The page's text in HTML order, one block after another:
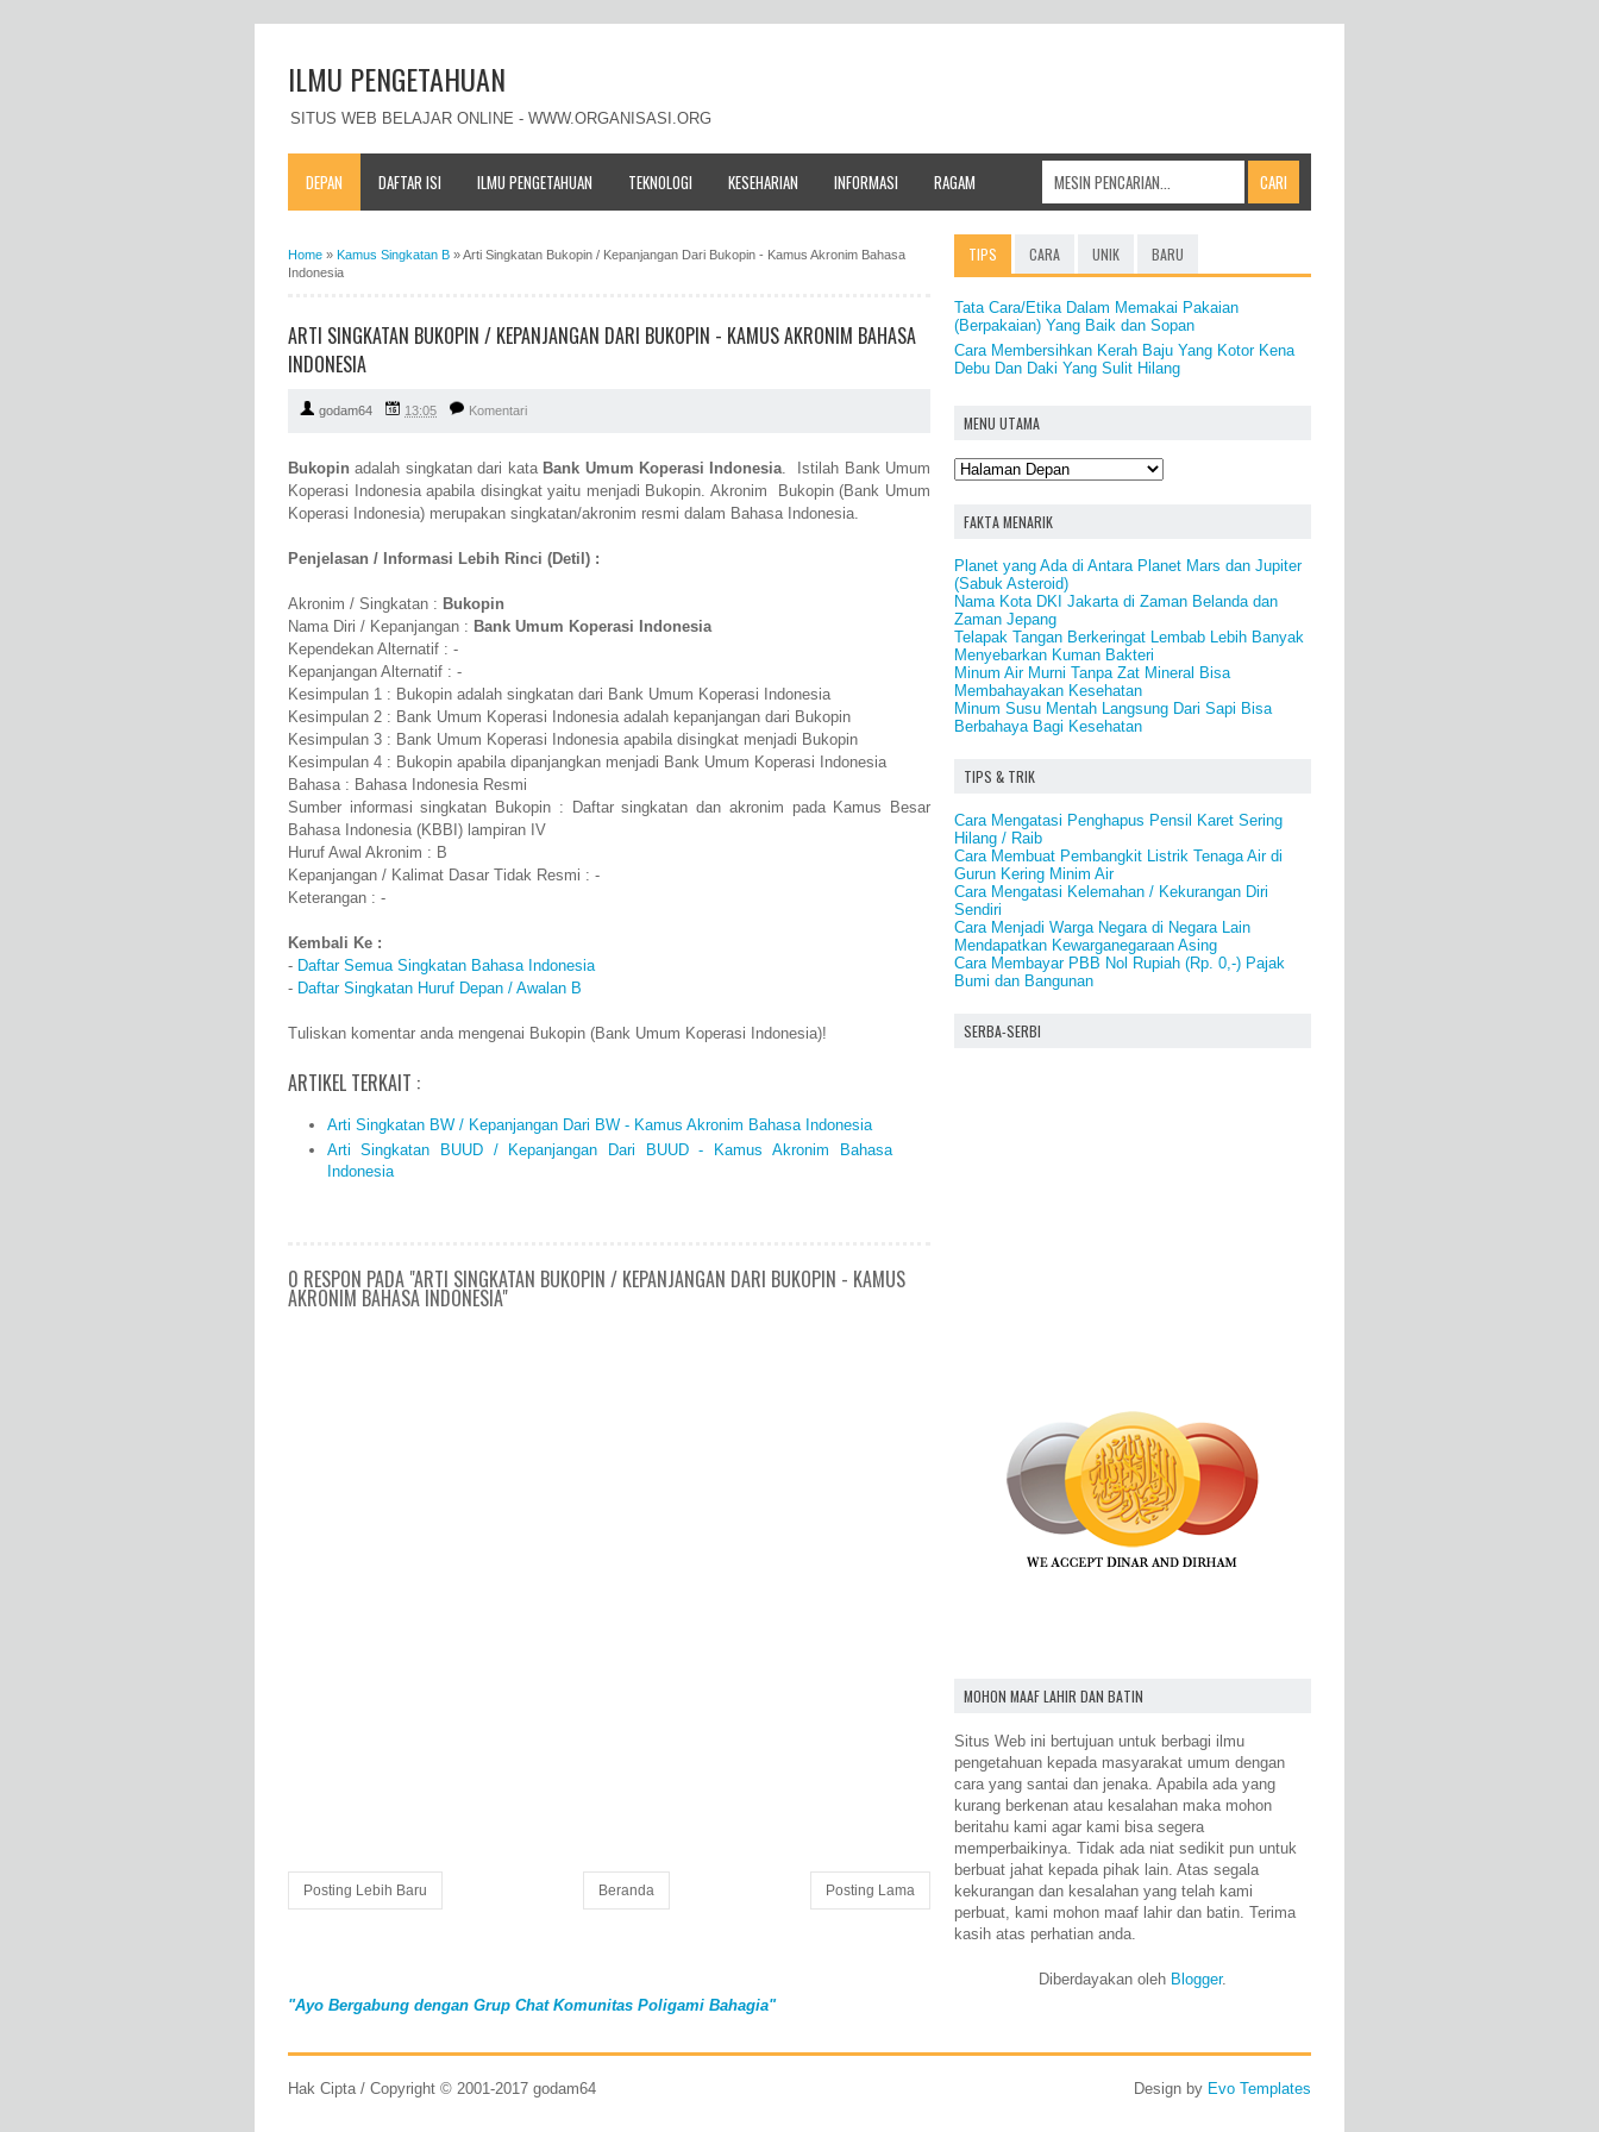
ILMU PENGETAHUAN
SITUS WEB BELAJAR ONLINE - WWW.ORGANISASI.ORG
DEPAN DAFTAR ISI ILMU PENGETAHUAN TEKNOLOGI KESEHARIAN INFORMASI RAGAM
Home » Kamus Singkatan B »Arti Singkatan Bukopin / Kepanjangan Dari Bukopin - Kamus Akronim Bahasa
Indonesia
ARTI SINGKATAN BUKOPIN / KEPANJANGAN DARI BUKOPIN - KAMUS AKRONIM BAHASA
INDONESIA
godam64 13:05 Komentari
Bukopin adalah singkatan dari kata Bank Umum Koperasi Indonesia. Istilah Bank Umum
Koperasi Indonesia apabila disingkat yaitu menjadi Bukopin. Akronim Bukopin (Bank Umum
Koperasi Indonesia) merupakan singkatan/akronim resmi dalam Bahasa Indonesia.
Penjelasan / Informasi Lebih Rinci (Detil) :
Akronim / Singkatan : Bukopin
Nama Diri / Kepanjangan : Bank Umum Koperasi Indonesia
Kependekan Alternatif : -
Kepanjangan Alternatif : -
Kesimpulan 1 : Bukopin adalah singkatan dari Bank Umum Koperasi Indonesia
Kesimpulan 2 : Bank Umum Koperasi Indonesia adalah kepanjangan dari Bukopin
Kesimpulan 3 : Bank Umum Koperasi Indonesia apabila disingkat menjadi Bukopin
Kesimpulan 4 : Bukopin apabila dipanjangkan menjadi Bank Umum Koperasi Indonesia
Bahasa : Bahasa Indonesia Resmi
Sumber informasi singkatan Bukopin : Daftar singkatan dan akronim pada Kamus Besar
Bahasa Indonesia (KBBI) lampiran IV
Huruf Awal Akronim : B
Kepanjangan / Kalimat Dasar Tidak Resmi : -
Keterangan : -
Kembali Ke :
- Daftar Semua Singkatan Bahasa Indonesia
- Daftar Singkatan Huruf Depan / Awalan B
Tuliskan komentar anda mengenai Bukopin (Bank Umum Koperasi Indonesia)!
ARTIKEL TERKAIT :
Arti Singkatan BW / Kepanjangan Dari BW - Kamus Akronim Bahasa Indonesia
Arti Singkatan BUUD / Kepanjangan Dari BUUD - Kamus Akronim Bahasa
Indonesia
0 RESPON PADA "ARTI SINGKATAN BUKOPIN / KEPANJANGAN DARI BUKOPIN - KAMUS
AKRONIM BAHASA INDONESIA"
Posting Lebih Baru Posting Lama
Beranda
"Ayo Bergabung dengan Grup Chat Komunitas Poligami Bahagia"
TIPS CARA UNIK BARU
Tata Cara/Etika Dalam Memakai Pakaian
(Berpakaian) Yang Baik dan Sopan
Cara Membersihkan Kerah Baju Yang Kotor Kena
Debu Dan Daki Yang Sulit Hilang
MENU UTAMA
FAKTA MENARIK
Planet yang Ada di Antara Planet Mars dan Jupiter
(Sabuk Asteroid)
Nama Kota DKI Jakarta di Zaman Belanda dan
Zaman Jepang
Telapak Tangan Berkeringat Lembab Lebih Banyak
Menyebarkan Kuman Bakteri
Minum Air Murni Tanpa Zat Mineral Bisa
Membahayakan Kesehatan
Minum Susu Mentah Langsung Dari Sapi Bisa
Berbahaya Bagi Kesehatan
TIPS & TRIK
Cara Mengatasi Penghapus Pensil Karet Sering
Hilang / Raib
Cara Membuat Pembangkit Listrik Tenaga Air di
Gurun Kering Minim Air
Cara Mengatasi Kelemahan / Kekurangan Diri
Sendiri
Cara Menjadi Warga Negara di Negara Lain
Mendapatkan Kewarganegaraan Asing
Cara Membayar PBB Nol Rupiah (Rp. 0,-) Pajak
Bumi dan Bangunan
SERBA-SERBI
MOHON MAAF LAHIR DAN BATIN
Situs Web ini bertujuan untuk berbagi ilmu
pengetahuan kepada masyarakat umum dengan
cara yang santai dan jenaka. Apabila ada yang
kurang berkenan atau kesalahan maka mohon
beritahu kami agar kami bisa segera
memperbaikinya. Tidak ada niat sedikit pun untuk
berbuat jahat kepada pihak lain. Atas segala
kekurangan dan kesalahan yang telah kami
perbuat, kami mohon maaf lahir dan batin. Terima
kasih atas perhatian anda.
Diberdayakan oleh Blogger.
Hak Cipta / Copyright © 2001-2017 godam64 Design by Evo Templates